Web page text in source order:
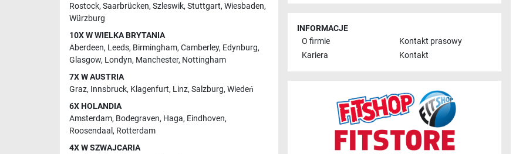
Rostock, Saarbrücken, Szleswik, Stuttgart, Wiesbaden,
Würzburg
10X W WIELKA BRYTANIA
Aberdeen, Leeds, Birmingham, Camberley, Edynburg,
Glasgow, Londyn, Manchester, Nottingham
7X W AUSTRIA
Graz, Innsbruck, Klagenfurt, Linz, Salzburg, Wiedeń
6X HOLANDIA
Amsterdam, Bodegraven, Haga, Eindhoven,
Roosendaal , Rotterdam
4X W SZWAJCARIA
INFORMACJE
O firmie
Kontakt prasowy
Kariera
Kontakt